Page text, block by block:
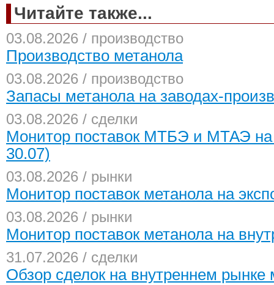
Читайте также...
03.08.2026 / производство
Производство метанола
03.08.2026 / производство
Запасы метанола на заводах-
03.08.2026 / сделки
Монитор поставок МТБЭ и МТАЭ
30.07)
03.08.2026 / рынки
Монитор поставок метанола на
03.08.2026 / рынки
Монитор поставок метанола на
31.07.2026 / сделки
Обзор сделок на внутреннем рынке